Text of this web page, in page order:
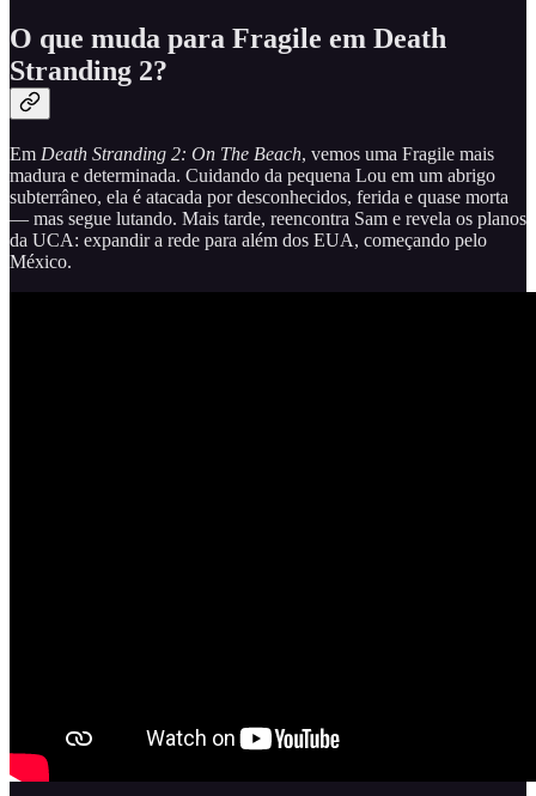
O que muda para Fragile em Death
Stranding 2?
Em Death Stranding 2: On The Beach, vemos uma Fragile mais
madura e determinada. Cuidando da pequena Lou em um abrigo
subterrâneo, ela é atacada por desconhecidos, ferida e quase morta
— mas segue lutando. Mais tarde, reencontra Sam e revela os planos
da UCA: expandir a rede para além dos EUA, começando pelo
México.